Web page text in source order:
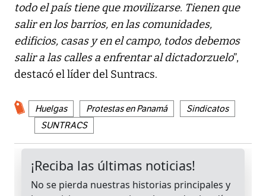
todo el país tiene que movilizarse. Tienen que
salir en los barrios, en las comunidades,
edificios, casas y en el campo, todos debemos
salir a las calles a enfrentar al dictadorzuelo”,
destacó el líder del Suntracs.
Huelgas Protestas en Panamá
Sindicatos
SUNTRACS